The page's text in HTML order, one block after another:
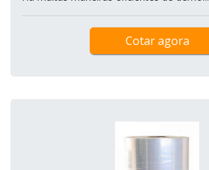
Cotar agora